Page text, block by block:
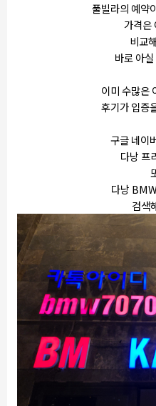
풀빌라의 예약
가격은
비교
바로 아
이미 수많은
후기가 입증
구글 네이
다낭 프
다낭
검색